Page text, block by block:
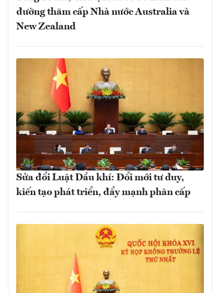
đường thăm cấp Nhà nước Australia và
New Zealand
Sửa đổi Luật Dầu khí: Đổi mới tư duy,
kiến tạo phát triển, đẩy mạnh phân cấp